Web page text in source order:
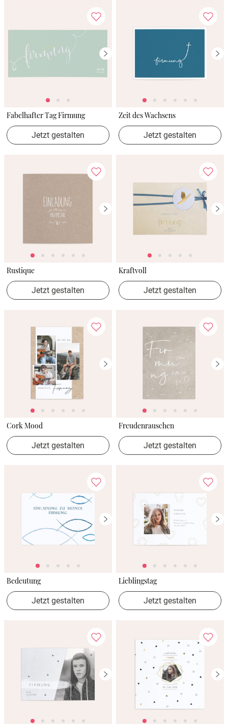
Fabelhafter Tag Firmung
Jetzt gestalten
Zeit des Wachsens
Jetzt gestalten
Rustique
Jetzt gestalten
Kraftvoll
Jetzt gestalten
Cork Mood
Jetzt gestalten
Freudenrauschen
Jetzt gestalten
Bedeutung
Jetzt gestalten
Lieblingstag
Jetzt gestalten